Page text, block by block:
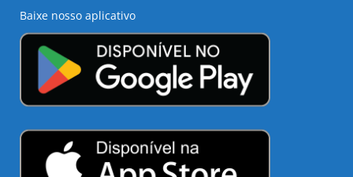
Baixe nosso aplicativo